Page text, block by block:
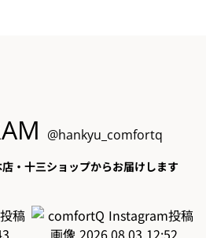
@hankyu_comfortq
・十三ショップからお届けします